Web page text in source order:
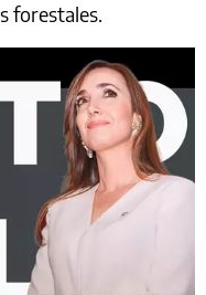
forestales.